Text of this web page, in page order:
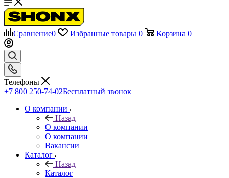
Сравнение0 Избранные товары 0 Корзина 0
Телефоны
+7 800 250-74-02Бесплатный звонок
О компании
Назад
О компании
О компании
Вакансии
Каталог
Назад
Каталог